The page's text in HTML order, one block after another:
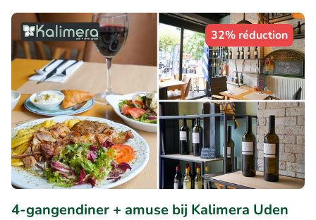
32% réduction
4-gangendiner + amuse bij Kalimera Uden